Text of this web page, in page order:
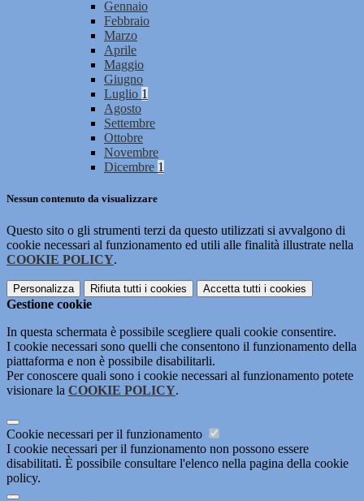
Gennaio
Febbraio
Marzo
Aprile
Maggio
Giugno
Luglio 1
Agosto
Settembre
Ottobre
Novembre
Dicembre 1
Nessun contenuto da visualizzare
Questo sito o gli strumenti terzi da questo utilizzati si avvalgono di
cookie necessari al funzionamento ed utili alle finalità illustrate nella
COOKIE POLICY.
Personalizza Rifiuta tutti i cookies Accetta tutti i cookies
Gestione cookie
In questa schermata è possibile scegliere quali cookie consentire.
I cookie necessari sono quelli che consentono il funzionamento della
piattaforma e non è possibile disabilitarli.
Per conoscere quali sono i cookie necessari al funzionamento potete
visionare la COOKIE POLICY.
Cookie necessari per il funzionamento
I cookie necessari per il funzionamento non possono essere
disabilitati. È possibile consultare l'elenco nella pagina della cookie
policy.